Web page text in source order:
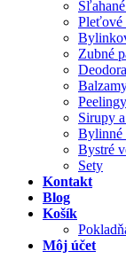
Pleťové
Zubné
Sirupy
Bylinné
Bystré
Sety
Kontakt
Blog
Košík
Môj účet